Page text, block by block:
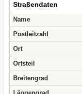
Straßendaten
Name
Postleitzahl
Ort
Ortsteil
Breitengrad